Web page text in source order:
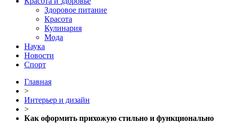
Здоровое питание
Красота
Кулинария
Мода
Наука
Новости
Спорт
Главная
>
Интерьер и дизайн
>
Как оформить прихожую стильно и функционально